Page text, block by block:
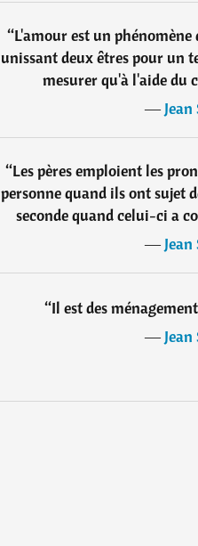
“L'amour est un
unissant deux êtres pour un
mesurer qu'à l'aide du
―
“Les pères emploient les
personne quand ils ont sujet
seconde quand celui-ci a
―
“Il est des
―